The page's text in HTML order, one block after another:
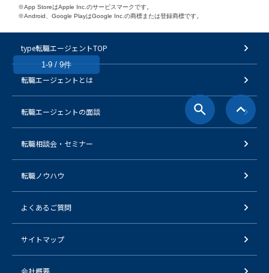
1-9 / 9件
※App StoreはApple Inc.のサービスマークです。
※Android、Google PlayはGoogle Inc.の商標または登録商標です。
type転職エージェントTOP
転職エージェントとは
転職エージェントの面談
転職相談会・セミナー
転職ノウハウ
よくあるご質問
サイトマップ
会社概要